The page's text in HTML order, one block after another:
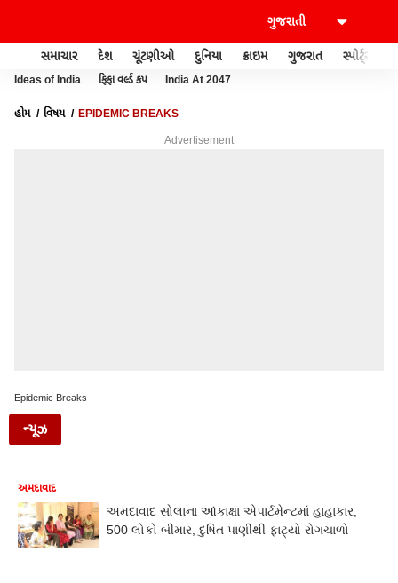
સમાચાર દેશ ચૂંટણીઓ દુનિયા ક્રાઇમ ગુજરાત સ્પોર્ટ્સ
Ideas of India ફિફા વર્લ્ડ કપ India At 2047
હોમ વિષય EPIDEMIC BREAKS
Advertisement
Epidemic Breaks
ન્યૂઝ
અમદાવાદ
અમદાવાદ સોલાના આંકાક્ષા એપાર્ટમેન્ટમાં હાહાકાર,
500 લોકો બીમાર, દુષિત પાણીથી ફાટ્યો રોગચાળો